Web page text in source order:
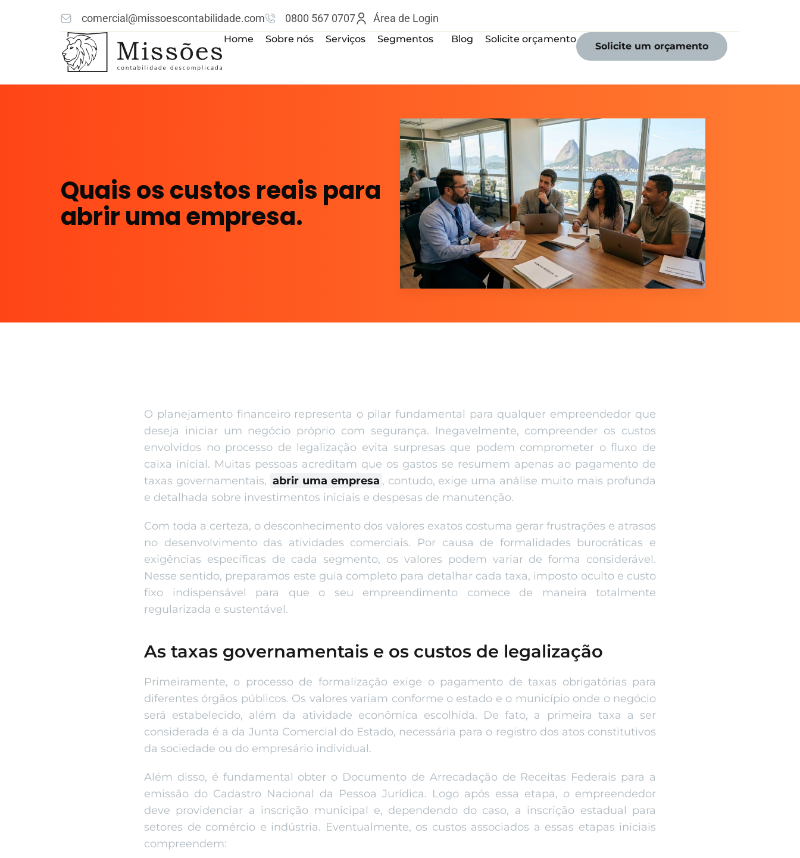
comercial@missoescontabilidade.com 0800 567 0707 Área de Login
Home Sobre nós Serviços Segmentos Blog Solicite orçamento
Solicite um orçamento
Quais os custos reais para
abrir uma empresa.
O planejamento financeiro representa o pilar fundamental para qualquer empreendedor que
deseja iniciar um negócio próprio com segurança. Inegavelmente, compreender os custos
envolvidos no processo de legalização evita surpresas que podem comprometer o fluxo de
caixa inicial. Muitas pessoas acreditam que os gastos se resumem apenas ao pagamento de
taxas governamentais, abrir uma empresa , contudo, exige uma análise muito mais profunda
e detalhada sobre investimentos iniciais e despesas de manutenção.
Com toda a certeza, o desconhecimento dos valores exatos costuma gerar frustrações e atrasos
no desenvolvimento das atividades comerciais. Por causa de formalidades burocráticas e
exigências específicas de cada segmento, os valores podem variar de forma considerável.
Nesse sentido, preparamos este guia completo para detalhar cada taxa, imposto oculto e custo
fixo indispensável para que o seu empreendimento comece de maneira totalmente
regularizada e sustentável.
As taxas governamentais e os custos de legalização
Primeiramente, o processo de formalização exige o pagamento de taxas obrigatórias para
diferentes órgãos públicos. Os valores variam conforme o estado e o município onde o negócio
será estabelecido, além da atividade econômica escolhida. De fato, a primeira taxa a ser
considerada é a da Junta Comercial do Estado, necessária para o registro dos atos constitutivos
da sociedade ou do empresário individual.
Além disso, é fundamental obter o Documento de Arrecadação de Receitas Federais para a
emissão do Cadastro Nacional da Pessoa Jurídica. Logo após essa etapa, o empreendedor
deve providenciar a inscrição municipal e, dependendo do caso, a inscrição estadual para
setores de comércio e indústria. Eventualmente, os custos associados a essas etapas iniciais
compreendem: